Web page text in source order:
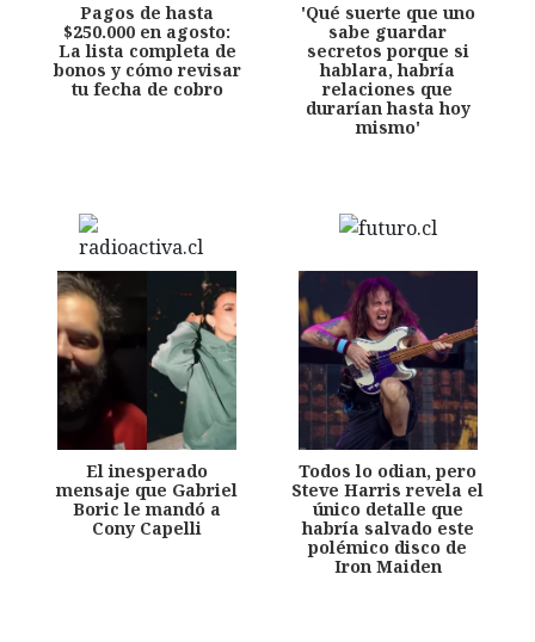
Pagos de hasta
$250.000 en agosto:
La lista completa de
bonos y cómo revisar
tu fecha de cobro
'Qué suerte que uno
sabe guardar
secretos porque si
hablara, habría
relaciones que
durarían hasta hoy
mismo'
El inesperado
mensaje que Gabriel
Boric le mandó a
Cony Capelli
Todos lo odian, pero
Steve Harris revela el
único detalle que
habría salvado este
polémico disco de
Iron Maiden